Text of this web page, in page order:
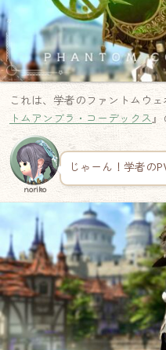
これは、学者のファントムウ
トムアンブラ・コーデックス』
noriko
じゃーん！学者の